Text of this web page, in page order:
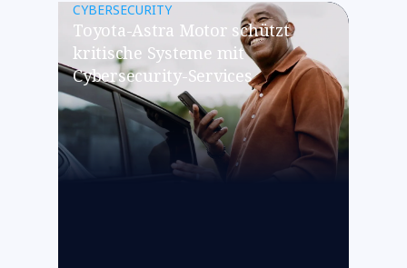
CYBERSECURITY
Toyota-Astra Motor schützt
kritische Systeme mit
Cybersecurity-Services